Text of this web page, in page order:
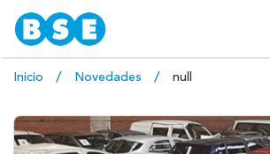
Inicio Novedades null